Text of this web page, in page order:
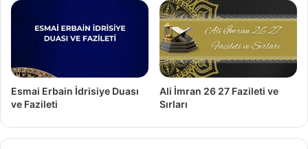
Esmai Erbain İdrisiye Duası
ve Fazileti
Ali İmran 26 27 Fazileti ve
Sırları